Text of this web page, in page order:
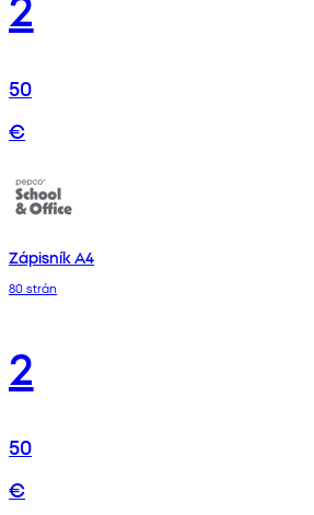
50
€
Zápisník A4
80 strán
2
50
€